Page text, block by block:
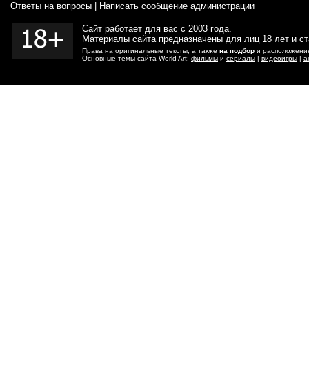
Ответы на вопросы Написать сообщение администрации
Сайт работает для вас с 2003 года.
Материалы сайта предназначены для лиц 18 лет и
Права на оригинальные тексты, а также на подбор и
Основные темы сайта World Art: фильмы и сериалы | видеоигры |